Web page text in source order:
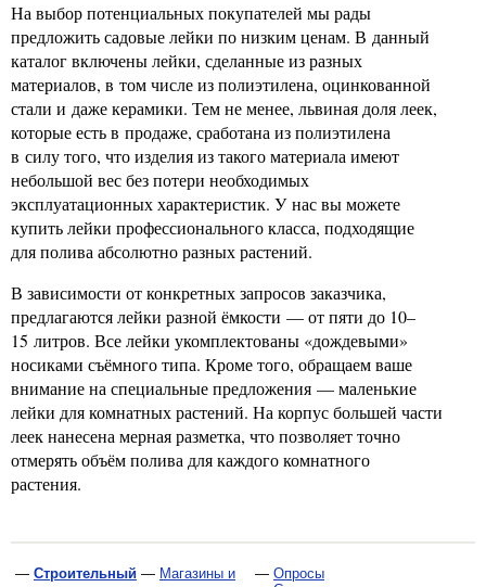
На выбор потенциальных покупателей мы рады
предложить садовые лейки по низким ценам. В данный
каталог включены лейки, сделанные из разных
материалов, в том числе из полиэтилена, оцинкованной
стали и даже керамики. Тем не менее, львиная доля леек,
которые есть в продаже, сработана из полиэтилена
в силу того, что изделия из такого материала имеют
небольшой вес без потери необходимых
эксплуатационных характеристик. У нас вы можете
купить лейки профессионального класса, подходящие
для полива абсолютно разных растений.
В зависимости от конкретных запросов заказчика,
предлагаются лейки разной ёмкости — от пяти до 10–
15 литров. Все лейки укомплектованы «дождевыми»
носиками съёмного типа. Кроме того, обращаем ваше
внимание на специальные предложения — маленькие
лейки для комнатных растений. На корпус большей части
леек нанесена мерная разметка, что позволяет точно
отмерять объём полива для каждого комнатного
растения.
— Строительный — Магазины и
— Опросы